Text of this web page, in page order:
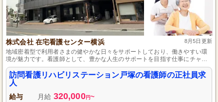
株式会社 在宅看護センター横浜 8月5日更新
地域密着型で利用者さまの健やかな日々をサポートしており、働きやすい環
境が魅力です。看護師として、豊かな人生のサポートを目指す仕事にチャレ
ンジしませんか？スタッフ間のコミュニケーションも活発で、横浜市戸塚区
の安心と安全を一緒に作り上げていけます。
訪問看護リハビリステーション戸塚の看護師の正社員求
人
給与 月給 320,000円~